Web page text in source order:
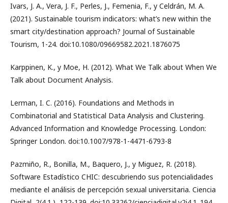
Ivars, J. A., Vera, J. F., Perles, J., Femenia, F., y Celdrán, M. A.
(2021). Sustainable tourism indicators: what’s new within the
smart city/destination approach? Journal of Sustainable
Tourism, 1-24. doi:10.1080/09669582.2021.1876075
Karppinen, K., y Moe, H. (2012). What We Talk about When We
Talk about Document Analysis.
Lerman, I. C. (2016). Foundations and Methods in
Combinatorial and Statistical Data Analysis and Clustering.
Advanced Information and Knowledge Processing. London:
Springer London. doi:10.1007/978-1-4471-6793-8
Pazmiño, R., Bonilla, M., Baquero, J., y Miguez, R. (2018).
Software Estadístico CHIC: descubriendo sus potencialidades
mediante el análisis de percepción sexual universitaria. Ciencia